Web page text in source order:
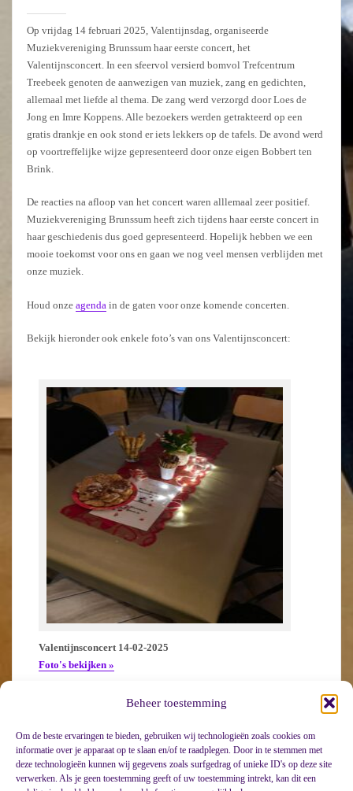
Beheer toestemming
Om de beste ervaringen te bieden, gebruiken wij technologieën zoals cookies om
informatie over je apparaat op te slaan en/of te raadplegen. Door in te stemmen met
deze technologieën kunnen wij gegevens zoals surfgedrag of unieke ID's op deze site
verwerken. Als je geen toestemming geeft of uw toestemming intrekt, kan dit een
Op vrijdag 14 februari 2025, Valentijnsdag, organiseerde
Muziekvereniging Brunssum haar eerste concert, het
Valentijnsconcert. In een sfeervol versierd bomvol Trefcentrum
Treebeek genoten de aanwezigen van muziek, zang en gedichten,
allemaal met liefde al thema. De zang werd verzorgd doorLoes de
Jong en Imre Koppens.Alle bezoekers werden getrakteerd op een
gratis drankje en ook stond er iets lekkers op de tafels. De avond werd
op voortreffelijke wijze gepresenteerd door onze eigen Bobbert ten
Brink.
De reacties na afloop van het concert waren alllemaal zeer positief.
Muziekvereniging Brunssum heeft zich tijdens haar eerste concert in
haar geschiedenis dus goed gepresenteerd. Hopelijk hebben we een
mooie toekomst voor ons en gaan we nog veel mensen verblijden met
onze muziek.
Houd onze agenda in de gaten voor onze komende concerten.
Bekijk hieronder ook enkele foto’s van ons Valentijnsconcert:
Valentijnsconcert 14-02-2025
Foto's bekijken »